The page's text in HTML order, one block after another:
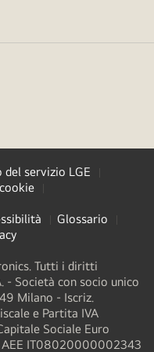
servizio LGE
Glossario
Tutti i diritti
- Società con socio unico
Milano - Iscriz.
e Partita IVA
Sociale Euro
AEE IT08020000002343​